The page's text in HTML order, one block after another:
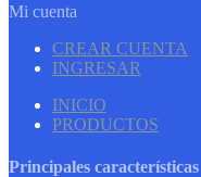
Mi cuenta
CREAR CUENTA
INGRESAR
INICIO
PRODUCTOS
Principales características